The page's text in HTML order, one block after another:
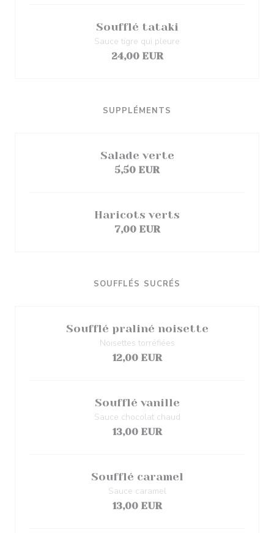
Soufflé tataki
Sauce tigre qui pleure
24,00 EUR
SUPPLÉMENTS
Salade verte
5,50 EUR
Haricots verts
7,00 EUR
SOUFFLÉS SUCRÉS
Soufflé praliné noisette
Noisettes torréfiées
12,00 EUR
Soufflé vanille
Sauce chocolat chaud
13,00 EUR
Soufflé caramel
Sauce caramel
13,00 EUR